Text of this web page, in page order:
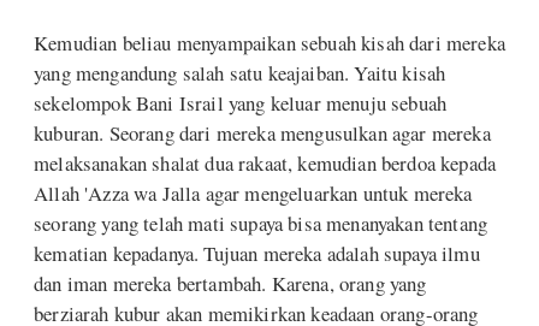
Kemudian beliau menyampaikan sebuah kisah dari mereka
yang mengandung salah satu keajaiban. Yaitu kisah
sekelompok Bani Israil yang keluar menuju sebuah
kuburan. Seorang dari mereka mengusulkan agar mereka
melaksanakan shalat dua rakaat, kemudian berdoa kepada
Allah 'Azza wa Jalla agar mengeluarkan untuk mereka
seorang yang telah mati supaya bisa menanyakan tentang
kematian kepadanya. Tujuan mereka adalah supaya ilmu
dan iman mereka bertambah. Karena, orang yang
berziarah kubur akan memikirkan keadaan orang-orang